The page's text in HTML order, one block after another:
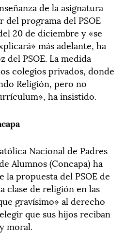
de la asignatura
programa del PSOE
20 de diciembre y «se
más adelante, ha
del PSOE. La medida
colegios privados, donde
Religión, pero no
ha insistido.
Nacional de Padres
Alumnos (Concapa) ha
la propuesta del PSOE de
clase de religión en las
gravísimo» al derecho
que sus hijos reciban
moral.